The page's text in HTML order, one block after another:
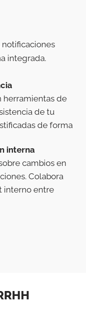
integrada.
herramientas de
de tu
de forma
interna
cambios en
Colabora
interno entre